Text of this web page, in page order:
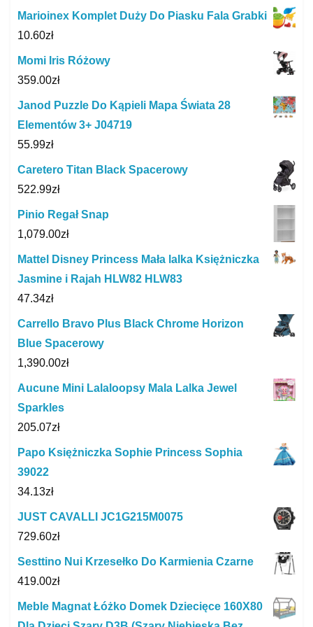
Marioinex Komplet Duży Do Piasku Fala Grabki
10.60zł
Momi Iris Różowy
359.00zł
Janod Puzzle Do Kąpieli Mapa Świata 28
Elementów 3+ J04719
55.99zł
Caretero Titan Black Spacerowy
522.99zł
Pinio Regał Snap
1,079.00zł
Mattel Disney Princess Mała lalka Księżniczka
Jasmine i Rajah HLW82 HLW83
47.34zł
Carrello Bravo Plus Black Chrome Horizon
Blue Spacerowy
1,390.00zł
Aucune Mini Lalaloopsy Mala Lalka Jewel
Sparkles
205.07zł
Papo Księżniczka Sophie Princess Sophia
39022
34.13zł
JUST CAVALLI JC1G215M0075
729.60zł
Sesttino Nui Krzesełko Do Karmienia Czarne
419.00zł
Meble Magnat Łóżko Domek Dziecięce 160X80